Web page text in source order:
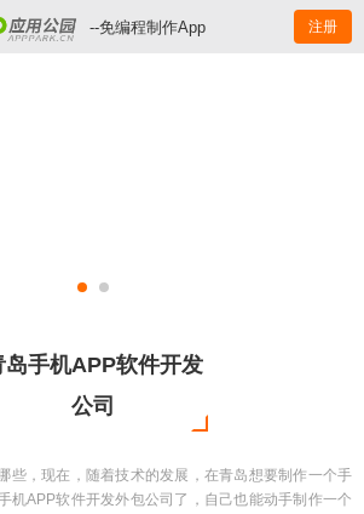
--免编程制作App 注册
岛手机APP软件开发
公司
些，现在，随着技术的发展，在青岛想要制作一个手
机APP软件开发外包公司了，自己也能动手制作一个